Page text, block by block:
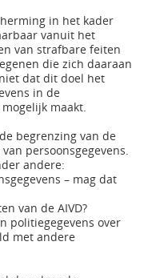
in het kader
vanuit het
van strafbare feiten
die zich daaraan
dat dit doel het
in de
maakt.
begrenzing van de
persoonsgegevens.
andere:
– mag dat
van de AIVD?
politiegegevens over
met andere